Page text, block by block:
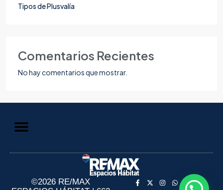
Tipos de Plusvalía
Comentarios Recientes
No hay comentarios que mostrar.
©2026 RE/MAX